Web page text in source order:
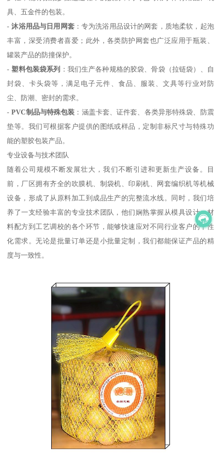
具、五金件的包装。
-沐浴用品与日用网套：专为洗浴用品设计的网套，质地柔软，起泡
丰富，深受消费者喜爱；此外，各类防护网套也广泛应用于瓶装、
罐装产品的防撞保护。
-塑料包装袋系列
：我们生产各种规格的胶袋、骨袋（拉链袋）、自
封袋、卡头袋等，满足电子元件、食品、服装、文具等行业对防
尘、防潮、密封的需求。
-PVC制品与特殊包装 ：涵盖卡套、证件套、各类异形特殊袋、防震
垫等。我们可根据客户提供的图纸或样品，定制非标尺寸与特殊功
能的塑胶包装产品。
专业设备与技术团队
随着公司规模不断发展壮大，我们不断引进和更新生产设备。目
前，厂区拥有齐全的吹膜机、制袋机、印刷机、网套编织机等机械
设备，形成了从原料加工到成品生产的完整流水线。同时，我们培
养了一支经验丰富的专业技术团队，他们娴熟掌握从模具设计、材
料配方到工艺调校的各个环节，能够快速应对不同行业客户的个性
化需求。无论是批量订单还是小批量定制，我们都能保证产品的精
度与一致性。